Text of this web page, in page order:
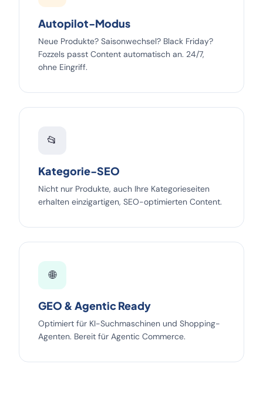
Autopilot-Modus
Neue Produkte? Saisonwechsel? Black Friday?
Fozzels passt Content automatisch an. 24/7,
ohne Eingriff.
📂
Kategorie-SEO
Nicht nur Produkte, auch Ihre Kategorieseiten
erhalten einzigartigen, SEO-optimierten Content.
🌐
GEO & Agentic Ready
Optimiert für KI-Suchmaschinen und Shopping-
Agenten. Bereit für Agentic Commerce.